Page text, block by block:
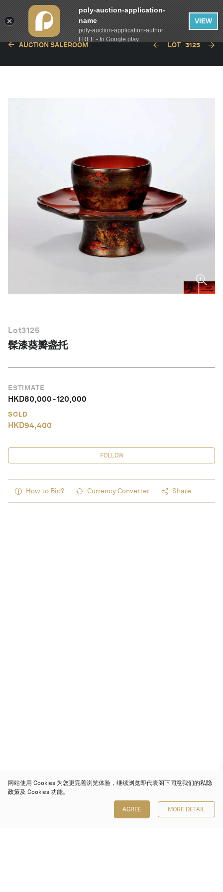
AUCTION SALEROOM LOT 3125
Lot3125
髹漆葵瓣盏托
ESTIMATE
HKD80,000-120,000
SOLD
HKD94,400
FOLLOW
How to Bid? Currency Converter Share
网站使用 Cookies 为您更完善浏览体验，继续浏览即代表阁下同意我们的私隐
政策及 Cookies 功能。
AGREE MORE DETAIL
poly-auction-application-
name
poly-auction-application-author
FREE - In Google play
VIEW